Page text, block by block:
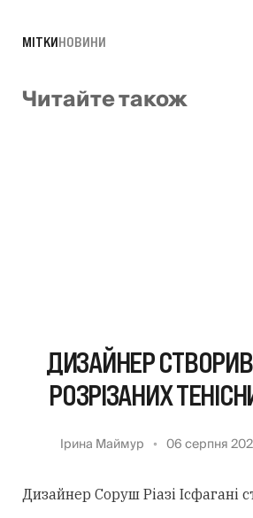
МІТКИНОВИНИ
Читайте також
ДИЗАЙНЕР
РОЗРІЗАНИХ
Ірина Маймур 06 серпня
Дизайнер Соруш Ріазі Ісфагані